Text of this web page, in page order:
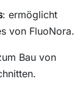
: ermöglicht
von FluoNora.
Bau von